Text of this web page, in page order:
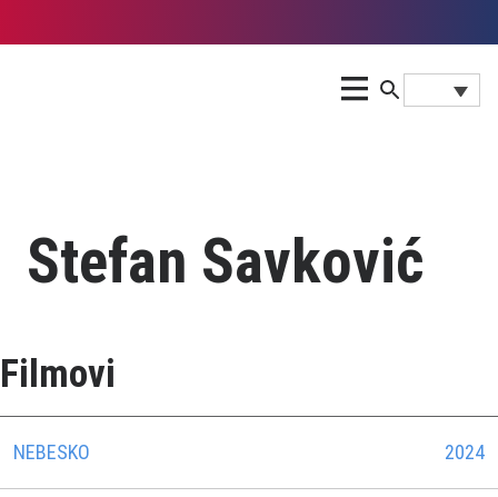
Stefan Savković
Filmovi
NEBESKO 2024